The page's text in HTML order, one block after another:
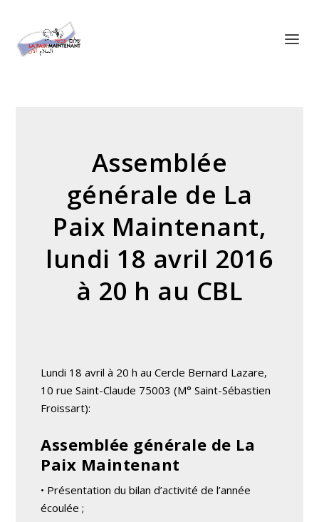
Assemblée
générale de La
Paix Maintenant,
lundi 18 avril 2016
à 20 h au CBL
Lundi 18 avril à 20 h au Cercle Bernard Lazare,
10 rue Saint-Claude 75003 (M° Saint-Sébastien
Froissart):
Assemblée générale de La
Paix Maintenant
• Présentation du bilan d’activité de l’année
écoulée ;